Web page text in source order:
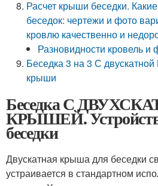
Расчет крыши беседки.
беседок: чертежи и фото
кровлю качественно и
Разновидности кровель и
Беседка 3 на 3 С
крыши
Беседка С
КРЫШЕЙ.
беседки
Двускатная крыша для беседки
устраивается в стандартном